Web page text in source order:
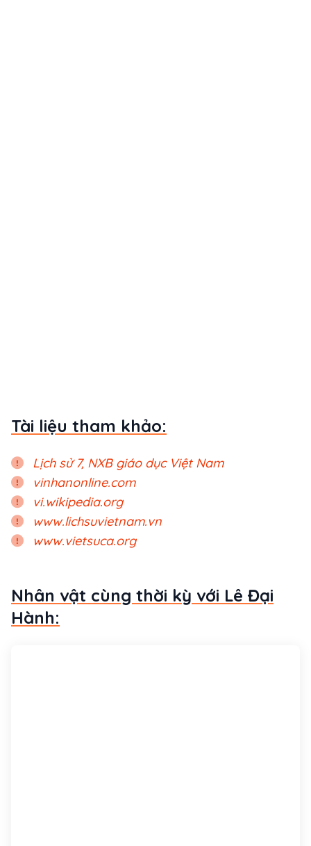
Tài liệu tham khảo:
Lịch sử 7, NXB giáo dục Việt Nam
vinhanonline.com
vi.wikipedia.org
www.lichsuvietnam.vn
www.vietsuca.org
Nhân vật cùng thời kỳ với Lê Đại
Hành: